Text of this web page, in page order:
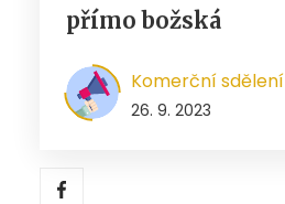
přímo božská
Komerční sdělení
26. 9. 2023